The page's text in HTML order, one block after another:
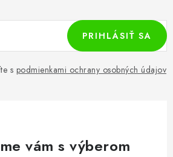
s podmienkami ochrany osobných údajov
PRIHLÁSIŤ SA
vám s výberom